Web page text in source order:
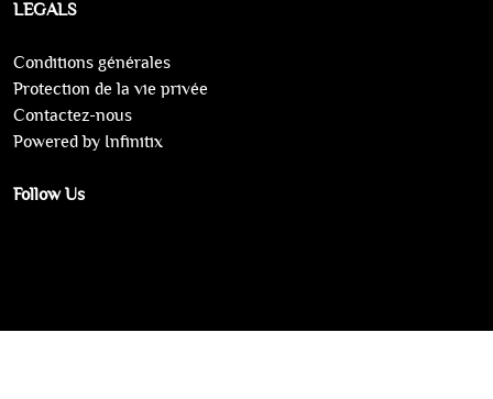
LEGALS
Conditions générales
Protection de la vie privée
Contactez-nous
Powered by Infinitix
Follow Us